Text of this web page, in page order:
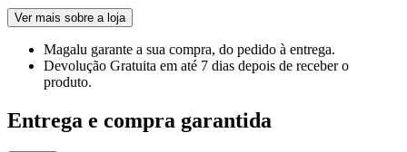
Ver mais sobre a loja
Magalu garante a sua compra, do pedido à entrega.
Devolução Gratuita em até 7 dias depois de receber o
produto.
Entrega e compra garantida